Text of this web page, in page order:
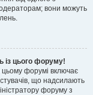
вони можуть
із цього форуму!
форумі включає
що надсилають
форуму з